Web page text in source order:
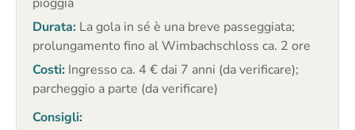
Durata: La gola in sé è una breve passeggiata;
prolungamento fino al Wimbachschloss ca. 2 ore
Costi: Ingresso ca. 4 € dai 7 anni (da verificare);
parcheggio a parte (da verificare)
Consigli: